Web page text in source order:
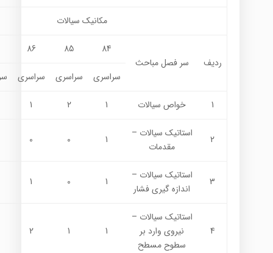
مکانيک سيالات
ردیف سر فصل مباحث
84
85
86
سراسری سراسری سراسری
1 خواص سيالات 1
2
1
2
استاتيك سيالات –
مقدمات
1
0
0
3
استاتيك سيالات –
اندازه گيري فشار
1
0
1
4
استاتيك سيالات –
نيروي وارد بر
سطوح مسطح
1
1
2